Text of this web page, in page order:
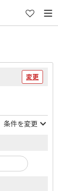
変更
条件を変更